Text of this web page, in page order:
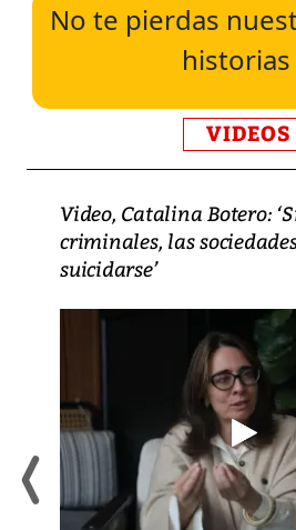
No te pierdas
historias
VIDEOS
Video, Catalina Botero:
criminales, las
suicidarse’